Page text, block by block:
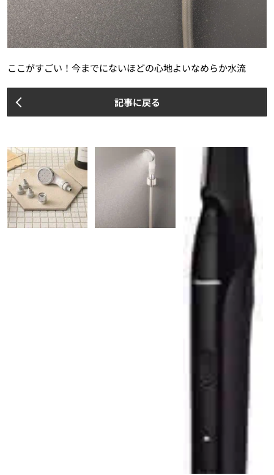
ここがすごい！今までにないほどの心地よいなめらか水流
記事に戻る